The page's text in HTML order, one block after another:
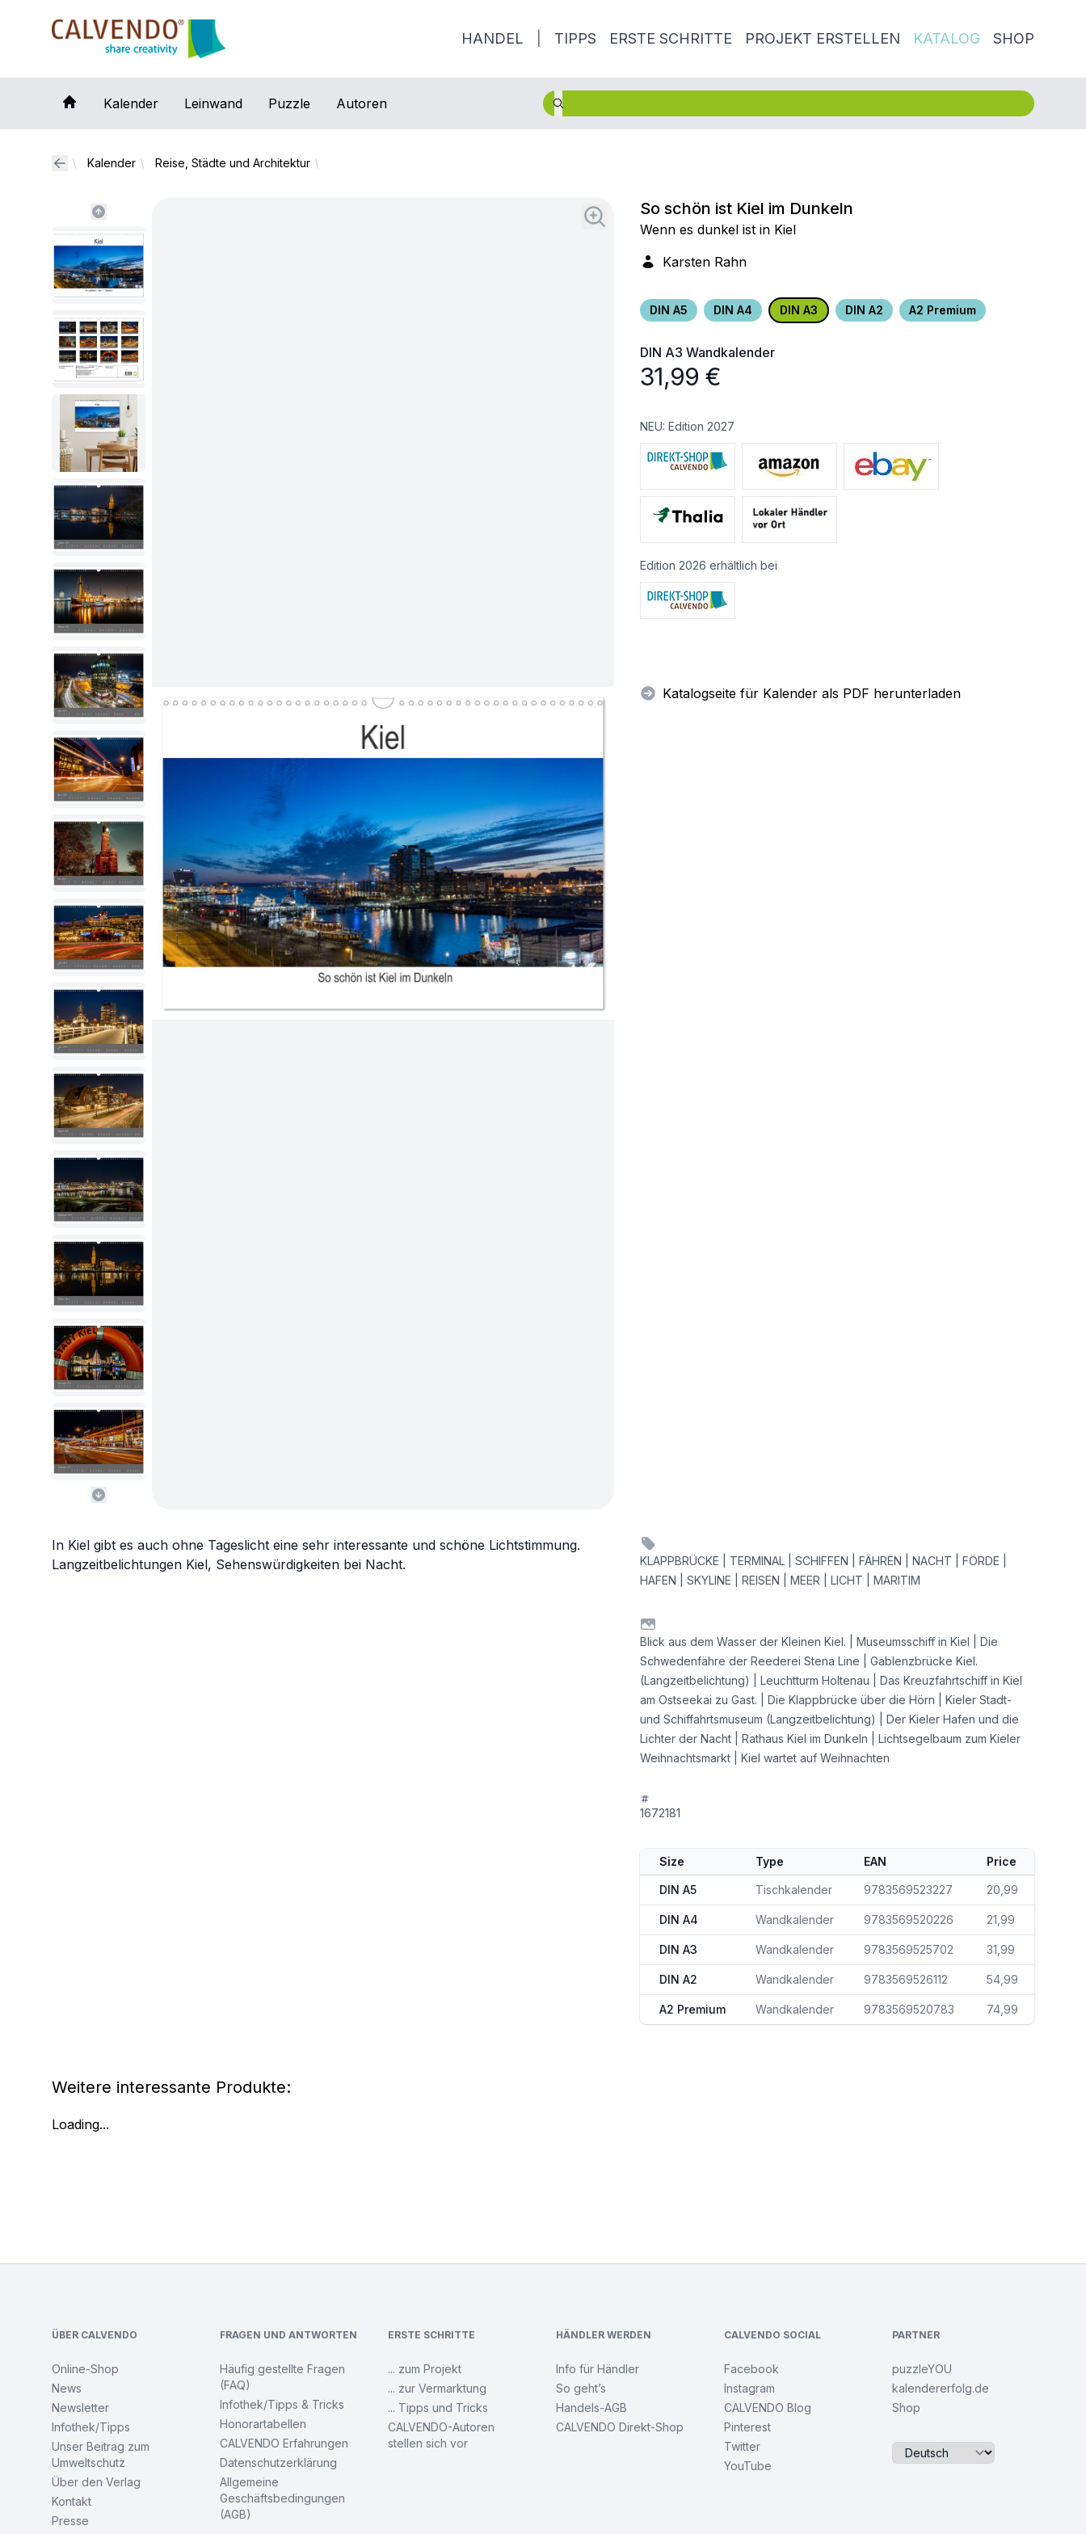
Calvendo
HANDEL TIPPS ERSTE SCHRITTE PROJEKT ERSTELLEN KATALOG SHOP
Kalender Leinwand Puzzle Autoren
Kalender Reise, Städte und Architektur
So schön ist Kiel im Dunkeln
Wenn es dunkel ist in Kiel
Karsten Rahn
DIN A5 DIN A4 DIN A3 DIN A2 A2 Premium
DIN A3 Wandkalender
31,99 €
NEU: Edition 2027
Edition 2026 erhältlich bei
Katalogseite für Kalender als PDF herunterladen
In Kiel gibt es auch ohne Tageslicht eine sehr interessante und schöne Lichtstimmung.
Langzeitbelichtungen Kiel, Sehenswürdigkeiten bei Nacht.
KLAPPBRÜCKE | TERMINAL | SCHIFFEN | FÄHREN | NACHT | FÖRDE |
HAFEN | SKYLINE | REISEN | MEER | LICHT | MARITIM
Blick aus dem Wasser der Kleinen Kiel. | Museumsschiff in Kiel | Die
Schwedenfähre der Reederei Stena Line | Gablenzbrücke Kiel.
(Langzeitbelichtung) | Leuchtturm Holtenau | Das Kreuzfahrtschiff in Kiel
am Ostseekai zu Gast. | Die Klappbrücke über die Hörn | Kieler Stadt-
und Schiffahrtsmuseum (Langzeitbelichtung) | Der Kieler Hafen und die
Lichter der Nacht | Rathaus Kiel im Dunkeln | Lichtsegelbaum zum Kieler
Weihnachtsmarkt | Kiel wartet auf Weihnachten
1672181
Size Type EAN Price
DIN A5 Tischkalender 9783569523227 20,99
DIN A4 Wandkalender 9783569520226 21,99
DIN A3 Wandkalender 9783569525702 31,99
DIN A2 Wandkalender 9783569526112 54,99
A2 Premium Wandkalender 9783569520783 74,99
Weitere interessante Produkte:
Loading...
ÜBER CALVENDO
Online-Shop
News
Newsletter
Infothek/Tipps
Unser Beitrag zum
Umweltschutz
Über den Verlag
Kontakt
Presse
FRAGEN UND ANTWORTEN
Häufig gestellte Fragen
(FAQ)
Infothek/Tipps & Tricks
Honorartabellen
CALVENDO Erfahrungen
Datenschutzerklärung
Allgemeine
Geschäftsbedingungen
(AGB)
ERSTE SCHRITTE
... zum Projekt
... zur Vermarktung
... Tipps und Tricks
CALVENDO-Autoren
stellen sich vor
HÄNDLER WERDEN
Info für Händler
So geht’s
Handels-AGB
CALVENDO Direkt-Shop
CALVENDO SOCIAL
Facebook
Instagram
CALVENDO Blog
Pinterest
Twitter
YouTube
PARTNER
puzzleYOU
kalendererfolg.de
Shop